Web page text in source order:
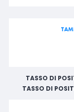
TASSO DI
TASSO DI